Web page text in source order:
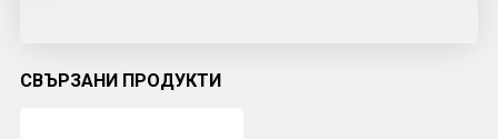
СВЪРЗАНИ ПРОДУКТИ